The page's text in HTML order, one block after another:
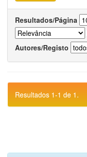
Resultados/Página
Autores/Registo
Resultados 1-1 de 1.